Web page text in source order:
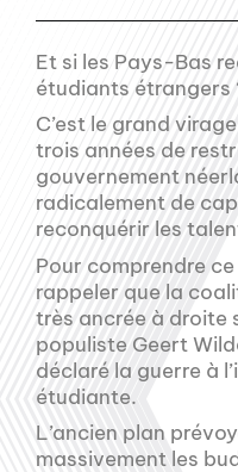
Et si les Pays-Bas
étudiants étrangers
C’est le grand
trois années de
gouvernement
radicalement de
reconquérir les
Pour comprendre
rappeler que la
très ancrée à droite
populiste Geert
déclaré la guerre à
étudiante.
L’ancien plan
massivement les